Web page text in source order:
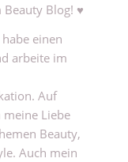
Blog! ♥
einen
arbeite im
Auf
Liebe
Beauty,
Auch mein